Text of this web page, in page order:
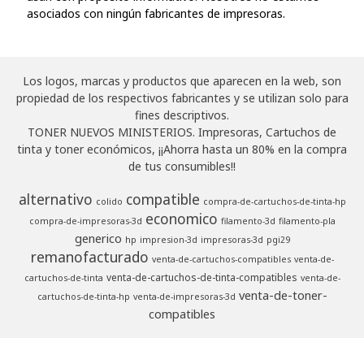
asociados con ningún fabricantes de impresoras.
Los logos, marcas y productos que aparecen en la web, son
propiedad de los respectivos fabricantes y se utilizan solo para
fines descriptivos.
TONER NUEVOS MINISTERIOS. Impresoras, Cartuchos de
tinta y toner económicos, ¡¡Ahorra hasta un 80% en la compra
de tus consumibles!!
alternativo colido compatible compra-de-cartuchos-de-tinta-hp
compra-de-impresoras-3d economico filamento-3d filamento-pla
generico hp impresion-3d impresoras-3d pgi29
remanofacturado venta-de-cartuchos-compatibles venta-de-
cartuchos-de-tinta venta-de-cartuchos-de-tinta-compatibles venta-de-
cartuchos-de-tinta-hp venta-de-impresoras-3d venta-de-toner-
compatibles